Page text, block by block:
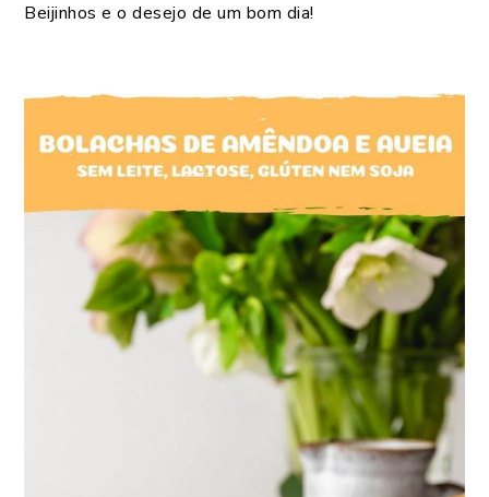
Beijinhos e o desejo de um bom dia!